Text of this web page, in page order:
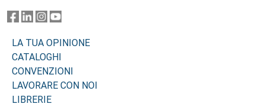
LA TUA OPINIONE
CATALOGHI
CONVENZIONI
LAVORARE CON NOI
LIBRERIE